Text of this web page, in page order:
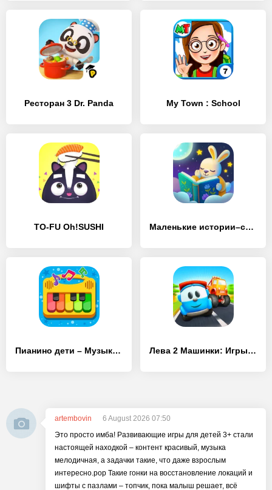
Ресторан 3 Dr. Panda My Town : School
TO-FU Oh!SUSHI Маленькие истории–сказки детям
Пианино дети – Музыка и песни Лева 2 Машинки: Игры для Детей
artembovin
6 August 2026 07:50
Это просто имба! Развивающие игры для детей 3+ стали
настоящей находкой – контент красивый, музыка
мелодичная, а задачки такие, что даже взрослым
интересно.pop Такие гонки на восстановление локаций и
шифты с пазлами – топчик, пока малыш решает, всё